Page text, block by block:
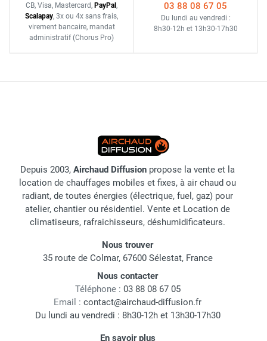
CB, Visa, Mastercard, PayPal ,
Scalapay, 3x ou 4x sans frais,
virement bancaire, mandat
administratif (Chorus Pro)
03 88 08 67 05
Du lundi au vendredi :
8h30-12h et 13h30-17h30
Depuis 2003, Airchaud Diffusion propose la vente et la
location de chauffages mobiles et fixes, à air chaud ou
radiant, de toutes énergies (électrique, fuel, gaz) pour
atelier, chantier ou résidentiel. Vente et Location de
climatiseurs, rafraichisseurs, déshumidificateurs.
Nous trouver
35 route de Colmar, 67600 Sélestat, France
Nous contacter
Téléphone : 03 88 08 67 05
Email : contact@airchaud-diffusion.fr
Du lundi au vendredi : 8h30-12h et 13h30-17h30
En savoir plus